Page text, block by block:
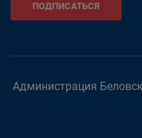
ПОДПИСАТЬСЯ
Администрация